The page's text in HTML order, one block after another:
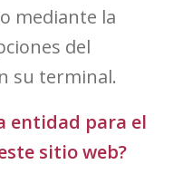
mediante la
del
su terminal.
entidad para el
sitio web?